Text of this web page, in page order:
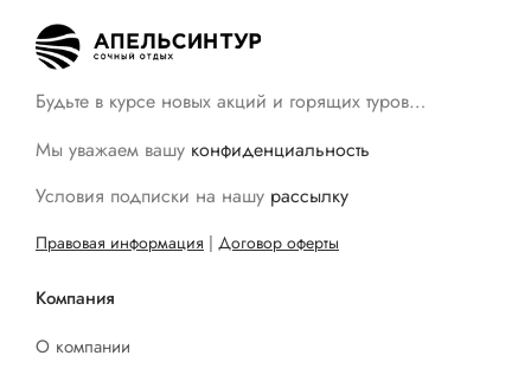
Будьте в курсе новых акций и горящих туров…
Мы уважаем вашу конфиденциальность
Условия подписки на нашу рассылку
Правовая информация | Договор оферты
Компания
О компании